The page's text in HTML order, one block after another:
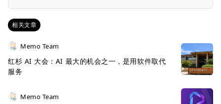
相关文章
Memo Team
红杉 AI 大会：AI 最大的机会之一，是用软件取代
服务
Memo Team